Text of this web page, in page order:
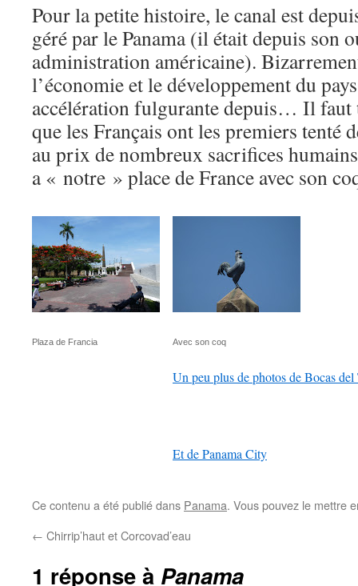
Pour la petite histoire, le canal est
géré par le Panama (il était depuis son
administration américaine).
l’économie et le développement du
accélération fulgurante depuis… Il faut
que les Français ont les premiers tenté
au prix de nombreux sacrifices
a « notre » place de France avec son
Plaza de Francia Avec son coq
Un peu plus de photos de Bocas del
Et de Panama City
Ce contenu a été publié dans Panama. Vous pouvez le mettre
← Chirrip’haut et Corcovad’eau
1 réponse à Panama